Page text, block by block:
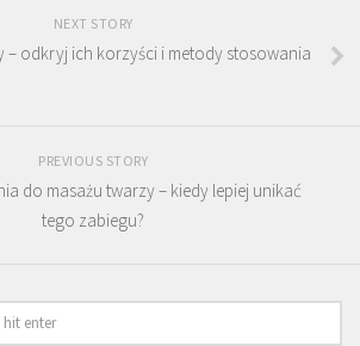
NEXT STORY
– odkryj ich korzyści i metody stosowania
PREVIOUS STORY
do masażu twarzy – kiedy lepiej unikać
tego zabiegu?